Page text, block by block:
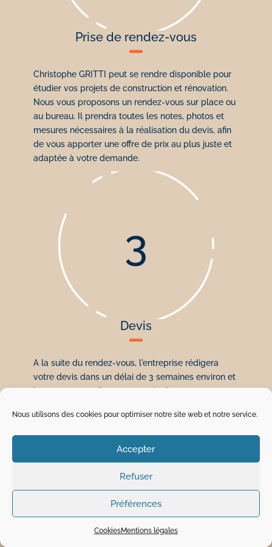
Nous utilisons des cookies pour optimiser notre site web et notre service.
Accepter
Refuser
Préférences
CookiesMentions légales
Prise de rendez-vous

Christophe GRITTI peut se rendre disponible pour
étudier vos projets de construction et rénovation.
Nous vous proposons un rendez-vous sur place ou
au bureau. Il prendra toutes les notes, photos et
mesures nécessaires à la réalisation du devis, afin
de vous apporter une offre de prix au plus juste et
adaptée à votre demande.
3
Devis

A la suite du rendez-vous, l'entreprise rédigera
votre devis dans un délai de 3 semaines environ et
l’enverra par mail ou par courrier à votre
générales de marché ainsi que l’attestation pour la
4